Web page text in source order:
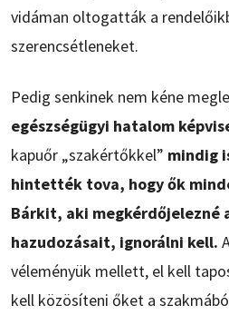
vidáman oltogatták a
szerencsétleneket.
Pedig senkinek nem kéne
egészségügyi hatalom
kapuőr „szakértőkkel” mindig
hintették tova, hogy ők
Bárkit, aki megkérdőjelezné
hazudozásait, ignorálni kell.
véleményük mellett, el kell
kell közösíteni őket a